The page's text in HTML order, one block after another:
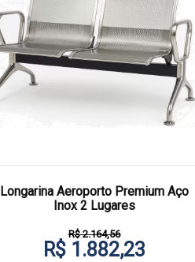
Longarina Aeroporto Premium Aço
Inox 2 Lugares
R$ 2.164,56
R$ 1.882,23